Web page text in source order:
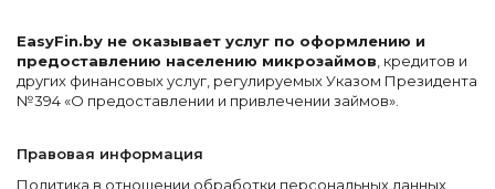
EasyFin.by не оказывает услуг по оформлению и
предоставлению населению микрозаймов , кредитов и
других финансовых услуг, регулируемых Указом Президента
№394 «О предоставлении и привлечении займов».
Правовая информация
Политика в отношении обработки персональных данных